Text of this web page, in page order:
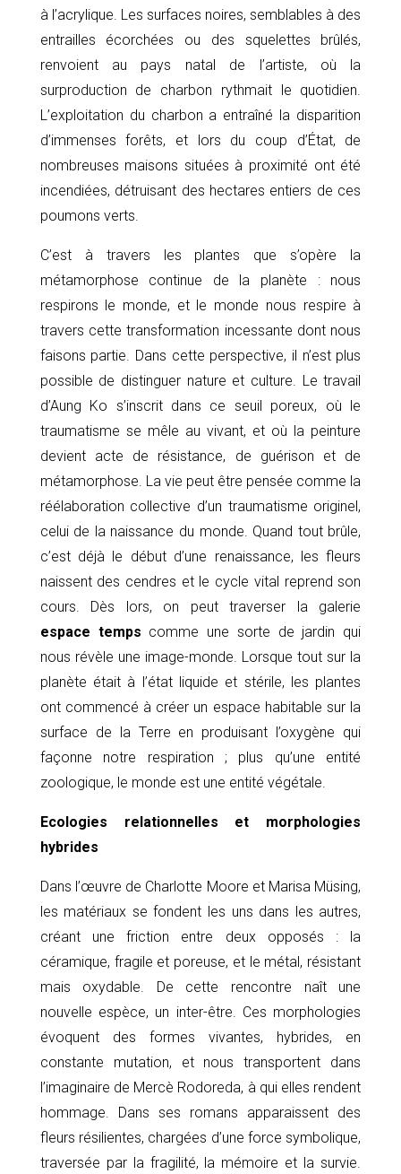
à l’acrylique. Les surfaces noires, semblables à des
entrailles écorchées ou des squelettes brûlés,
renvoient au pays natal de l’artiste, où la
surproduction de charbon rythmait le quotidien.
L’exploitation du charbon a entraîné la disparition
d’immenses forêts, et lors du coup d’État, de
nombreuses maisons situées à proximité ont été
incendiées, détruisant des hectares entiers de ces
poumons verts.
C’est à travers les plantes que s’opère la
métamorphose continue de la planète : nous
respirons le monde, et le monde nous respire à
travers cette transformation incessante dont nous
faisons partie. Dans cette perspective, il n’est plus
possible de distinguer nature et culture. Le travail
d’Aung Ko s’inscrit dans ce seuil poreux, où le
traumatisme se mêle au vivant, et où la peinture
devient acte de résistance, de guérison et de
métamorphose. La vie peut être pensée comme la
réélaboration collective d’un traumatisme originel,
celui de la naissance du monde. Quand tout brûle,
c’est déjà le début d’une renaissance, les fleurs
naissent des cendres et le cycle vital reprend son
cours. Dès lors, on peut traverser la galerie
espace temps comme une sorte de jardin qui
nous révèle une image-monde. Lorsque tout sur la
planète était à l’état liquide et stérile, les plantes
ont commencé à créer un espace habitable sur la
surface de la Terre en produisant l’oxygène qui
façonne notre respiration ; plus qu’une entité
zoologique, le monde est une entité végétale.
Ecologies relationnelles et morphologies
hybrides
Dans l’œuvre de Charlotte Moore et Marisa Müsing,
les matériaux se fondent les uns dans les autres,
créant une friction entre deux opposés : la
céramique, fragile et poreuse, et le métal, résistant
mais oxydable. De cette rencontre naît une
nouvelle espèce, un inter-être. Ces morphologies
évoquent des formes vivantes, hybrides, en
constante mutation, et nous transportent dans
l’imaginaire de Mercè Rodoreda, à qui elles rendent
hommage. Dans ses romans apparaissent des
fleurs résilientes, chargées d’une force symbolique,
traversée par la fragilité, la mémoire et la survie.